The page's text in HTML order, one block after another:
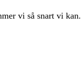
vi så snart vi kan.